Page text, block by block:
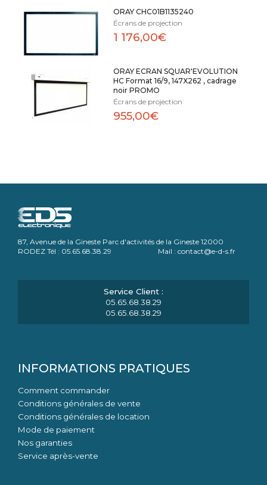
ORAY CHC01B1135240
Écrans de projection
1 176,00€
ORAY ECRAN SQUAR'EVOLUTION
HC Format 16/9, 147X262 , cadrage
noir PROMO
Écrans de projection
955,00€
87, Avenue de la Gineste Parc d'activités de la Gineste 12000
RODEZ Tél : 05.65.68.38.29 Mail : contact@e-d-s.fr
05.65.68.38.29
05.65.68.38.29
INFORMATIONS PRATIQUES
Comment commander
Conditions générales de vente
Conditions générales de location
Mode de paiement
Nos garanties
Service après-vente